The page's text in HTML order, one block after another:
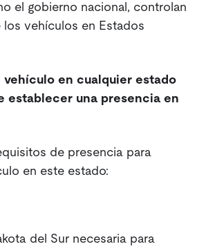
el gobierno nacional, controlan
los vehículos en Estados
vehículo en cualquier estado
establecer una presencia en
de presencia para
en este estado:
del Sur necesaria para